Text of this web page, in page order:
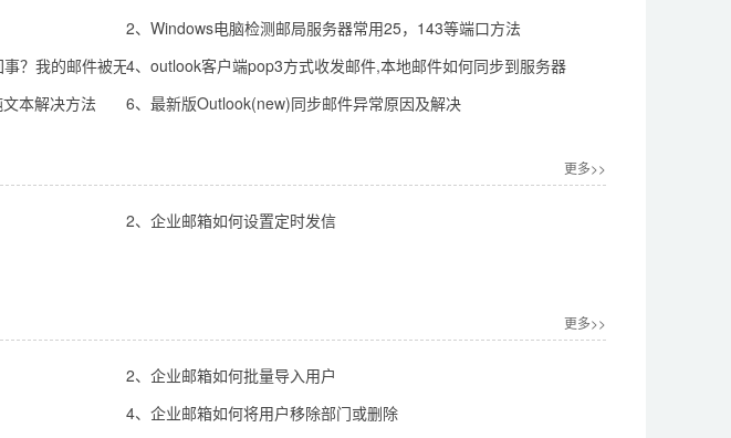
2、Windows电脑检测邮局服务器常用25，143等端口方法
？我的邮件被无故删除了，邮件丢失了？
4、outlook客户端pop3方式收发邮件,本地邮件如何同步到服务器
本解决方法
6、最新版Outlook(new)同步邮件异常原因及解决
更多>>
2、企业邮箱如何设置定时发信
更多>>
2、企业邮箱如何批量导入用户
4、企业邮箱如何将用户移除部门或删除